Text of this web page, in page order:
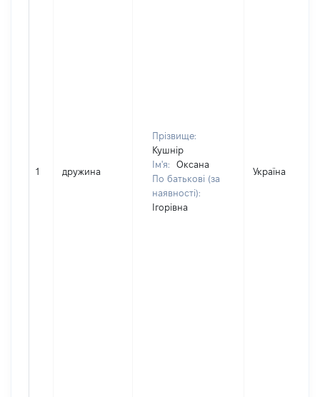
1 дружина
Прізвище:
Кушнір
Ім'я:
Оксана
По батькові (за
наявності):
Ігорівна
Україна